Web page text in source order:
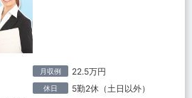
月収例 22.5万円
休日 5勤2休（土日以外）